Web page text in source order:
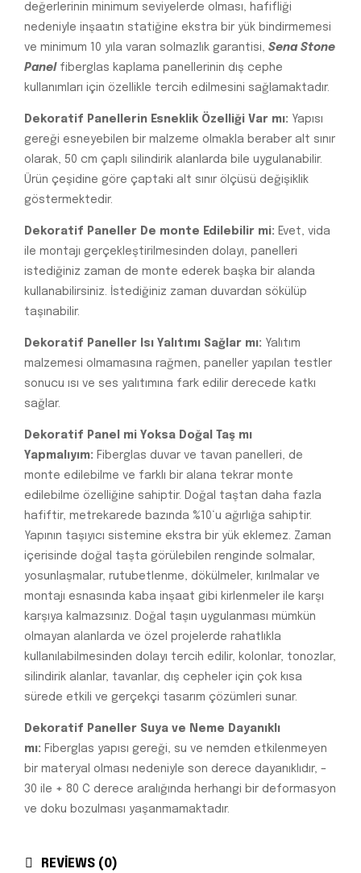
değerlerinin minimum seviyelerde olması, hafifliği
nedeniyle inşaatın statiğine ekstra bir yük bindirmemesi
ve minimum 10 yıla varan solmazlık garantisi, Sena Stone
Panelfiberglas kaplama panellerinin dış cephe
kullanımları için özellikle tercih edilmesini sağlamaktadır.
Dekoratif Panellerin Esneklik Özelliği Var mı: Yapısı
gereği esneyebilen bir malzeme olmakla beraber alt sınır
olarak, 50 cm çaplı silindirik alanlarda bile uygulanabilir.
Ürün çeşidine göre çaptaki alt sınır ölçüsü değişiklik
göstermektedir.
Dekoratif Paneller De monte Edilebilir mi: Evet, vida
ile montajı gerçekleştirilmesinden dolayı, panelleri
istediğiniz zaman de monte ederek başka bir alanda
kullanabilirsiniz. İstediğiniz zaman duvardan sökülüp
taşınabilir.
Dekoratif Paneller Isı Yalıtımı Sağlar mı: Yalıtım
malzemesi olmamasına rağmen, paneller yapılan testler
sonucu ısı ve ses yalıtımına fark edilir derecede katkı
sağlar.
Dekoratif Panel mi Yoksa Doğal Taş mı
Yapmalıyım: Fiberglas duvar ve tavan panelleri, de
monte edilebilme ve farklı bir alana tekrar monte
edilebilme özelliğine sahiptir. Doğal taştan daha fazla
hafiftir, metrekarede bazında %10‘u ağırlığa sahiptir.
Yapının taşıyıcı sistemine ekstra bir yük eklemez. Zaman
içerisinde doğal taşta görülebilen renginde solmalar,
yosunlaşmalar, rutubetlenme, dökülmeler, kırılmalar ve
montajı esnasında kaba inşaat gibi kirlenmeler ile karşı
karşıya kalmazsınız. Doğal taşın uygulanması mümkün
olmayan alanlarda ve özel projelerde rahatlıkla
kullanılabilmesinden dolayı tercih edilir, kolonlar, tonozlar,
silindirik alanlar, tavanlar, dış cepheler için çok kısa
sürede etkili ve gerçekçi tasarım çözümleri sunar.
Dekoratif Paneller Suya ve Neme Dayanıklı
mı: Fiberglas yapısı gereği, su ve nemden etkilenmeyen
bir materyal olması nedeniyle son derece dayanıklıdır, –
30 ile + 80 C derece aralığında herhangi bir deformasyon
ve doku bozulması yaşanmamaktadır.
REVIEWS (0)